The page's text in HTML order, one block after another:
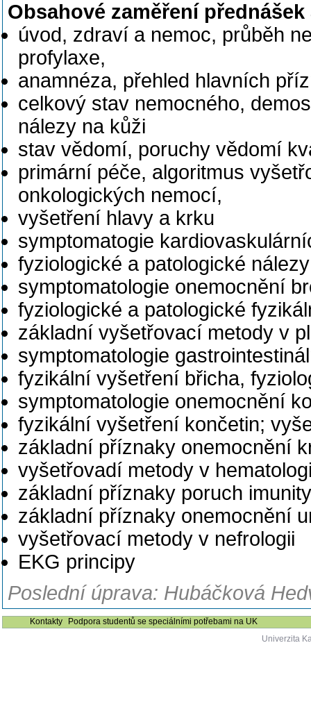
Obsahové zaměření
úvod, zdraví a nemoc, průběh
profylaxe,
anamnéza, přehled hlavních
celkový stav nemocného,
nálezy na kůži
stav vědomí, poruchy vědomí
primární péče, algoritmus
onkologických nemocí,
vyšetření hlavy a krku
symptomatogie
fyziologické a patologické
symptomatologie onemocnění
fyziologické a patologické
základní vyšetřovací metody v
symptomatologie
fyzikální vyšetření břicha,
symptomatologie onemocnění
fyzikální vyšetření končetin;
základní příznaky onemocnění
vyšetřovadí metody v
základní příznaky poruch
základní příznaky onemocnění
vyšetřovací metody v nefrologii
EKG principy
Poslední úprava: Hubáčková
Kontakty
Podpora studentů se speciálními potřebami na UK
Univerzita